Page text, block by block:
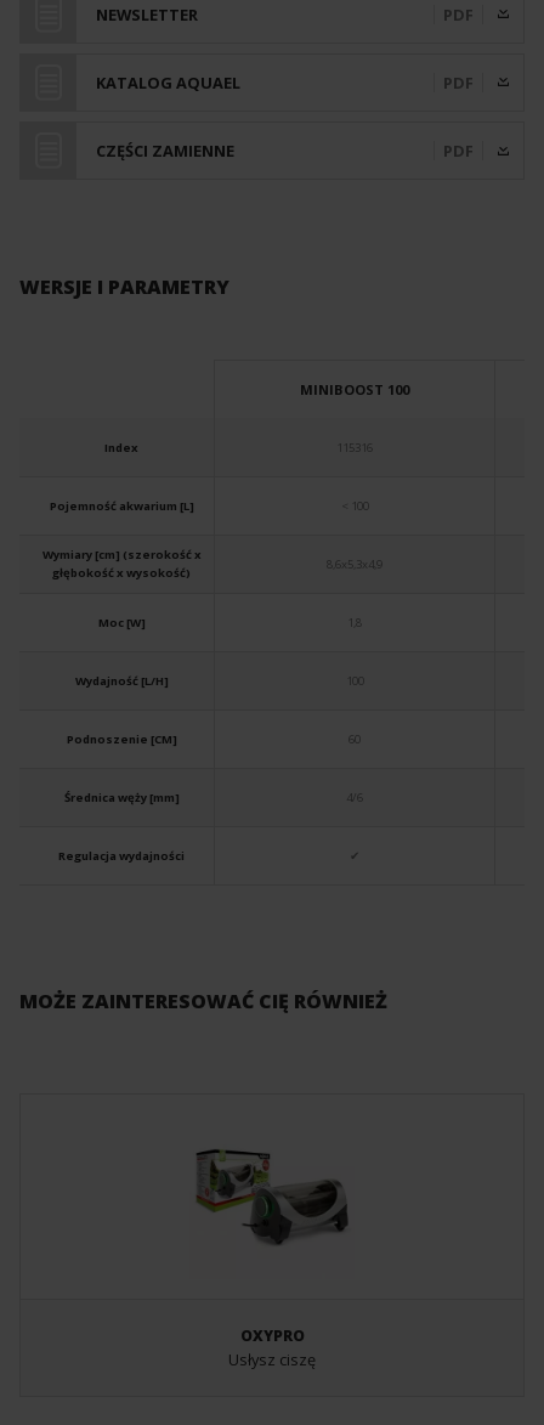
NEWSLETTER PDF
KATALOG AQUAEL PDF
CZĘŚCI ZAMIENNE PDF
WERSJE I PARAMETRY
Index
Pojemność akwarium [L]
Wymiary [cm] (szerokość x
głębokość x wysokość)
Moc [W]
Wydajność [L/H]
Podnoszenie [CM]
Średnica węży [mm]
Regulacja wydajności
MINIBOOST 100
115316
< 100
8,6x5,3x4,9
1,8
100
60
4/6
✔
MOŻE ZAINTERESOWAĆ CIĘ RÓWNIEŻ
OXYPRO
Usłysz ciszę